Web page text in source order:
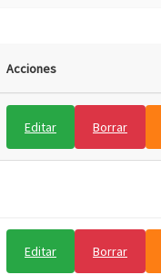
Acciones
Editar Borrar
Editar Borrar